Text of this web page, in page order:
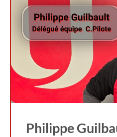
Philippe